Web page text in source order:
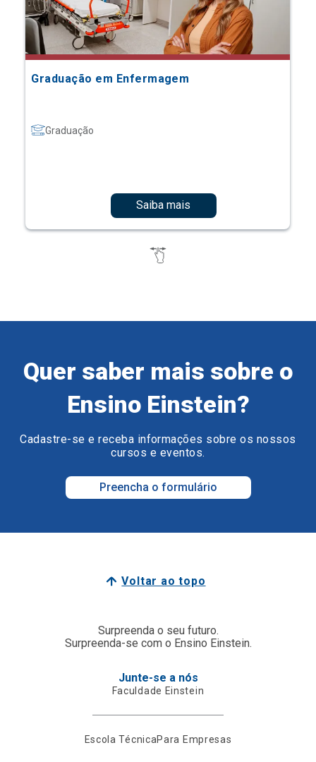
Graduação em Enfermagem
Graduação
Saiba mais
Quer saber mais sobre o
Ensino Einstein?
Cadastre-se e receba informações sobre os nossos
cursos e eventos.
Preencha o formulário
Voltar ao topo
Surpreenda o seu futuro.
Surpreenda-se com o Ensino Einstein.
Junte-se a nós
Faculdade Einstein
Escola TécnicaPara Empresas